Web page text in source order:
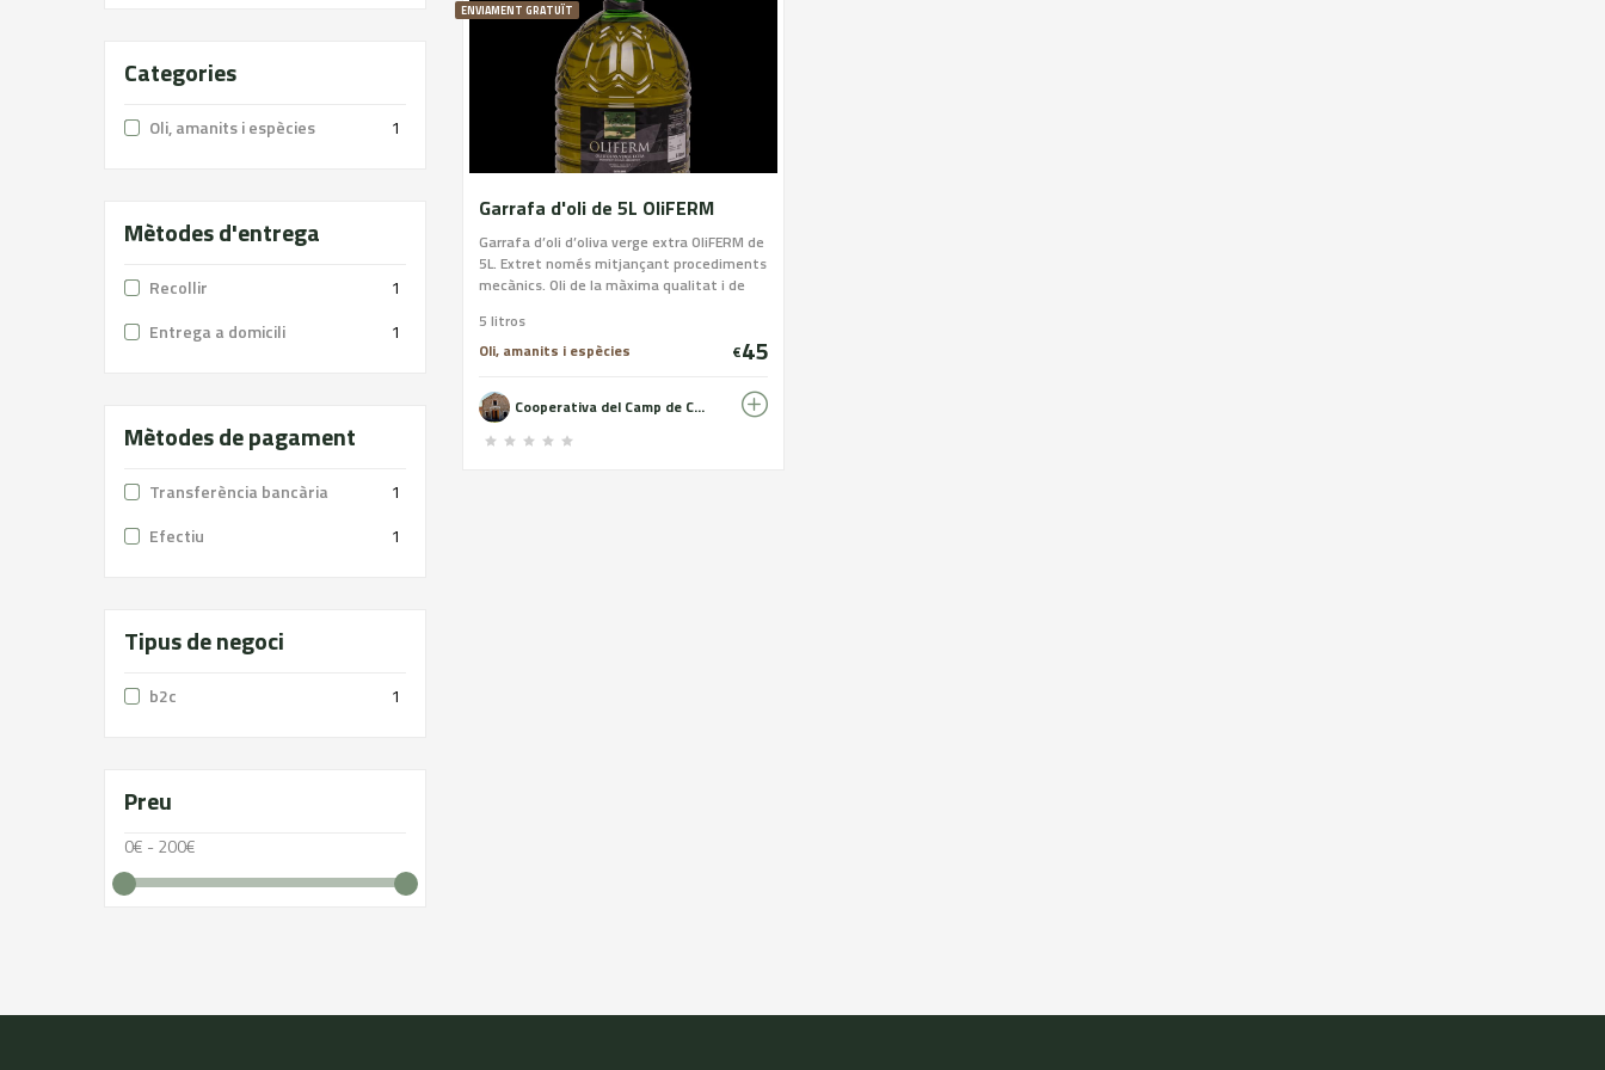
ENVIAMENT GRATUÏT
Garrafa d'oli de 5L OliFERM
Garrafa d’oli d’oliva verge extra OliFERM de
5L. Extret només mitjançant procediments
mecànics. Oli de la màxima qualitat i de
excel·lents.
5 litros
Oli, amanits i espècies
€45
Cooperativa del Camp de Castelldans - OLiFERM
Categories
Oli, amanits i espècies 1
Mètodes d'entrega
Recollir
1
Entrega a domicili
1
Mètodes de pagament
Transferència bancària
1
Efectiu
1
Tipus de negoci
b2c 1
Preu
0€ - 200€